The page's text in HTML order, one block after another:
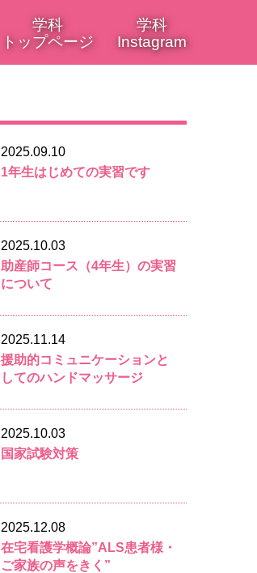
学科
トップページ
学科
Instagram
2025.09.10
1年生はじめての実習です
2025.10.03
助産師コース（4年生）の実習
について
2025.11.14
援助的コミュニケーションと
してのハンドマッサージ
2025.10.03
国家試験対策
2025.12.08
在宅看護学概論”ALS患者様・
ご家族の声をきく”